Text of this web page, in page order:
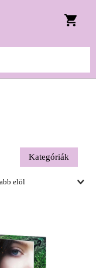
Kategóriák